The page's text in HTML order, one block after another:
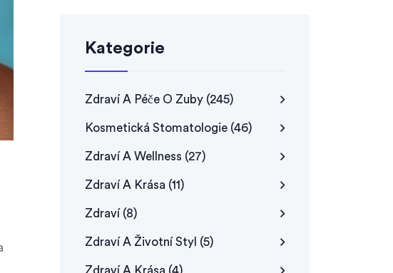
Kategorie
Zdraví A Péče O Zuby (245)
Kosmetická Stomatologie (46)
Zdraví A Wellness (27)
Zdraví A Krása (11)
Zdraví (8)
Zdraví A Životní Styl (5)
Zdraví A Krása (4)